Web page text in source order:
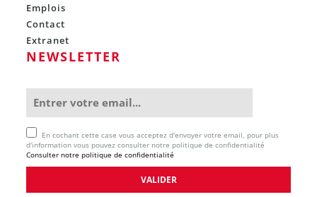
Emplois
Contact
Extranet
NEWSLETTER
En cochant cette case vous acceptez d'envoyer votre email, pour plus
d'information vous pouvez consulter notre politique de confidentialité
Consulter notre politique de confidentialité